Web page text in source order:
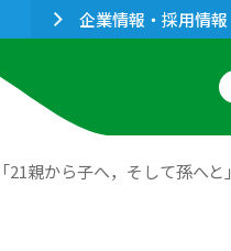
企業情報・採用情報
親から子へ，そして孫へと」